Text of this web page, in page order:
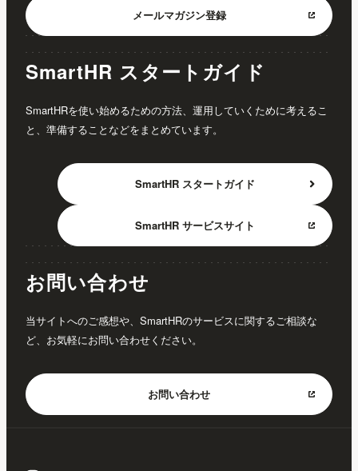
メールマガジン登録
SmartHR スタートガイド
SmartHRを使い始めるための方法、運用していくために考えるこ
と、準備することなどをまとめています。
SmartHR スタートガイド
SmartHR サービスサイト
お問い合わせ
当サイトへのご感想や、SmartHRのサービスに関するご相談な
ど、お気軽にお問い合わせください。
お問い合わせ